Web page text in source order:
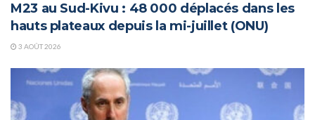
M23 au Sud-Kivu : 48 000 déplacés dans les
hauts plateaux depuis la mi-juillet (ONU)
3 AOÛT 2026